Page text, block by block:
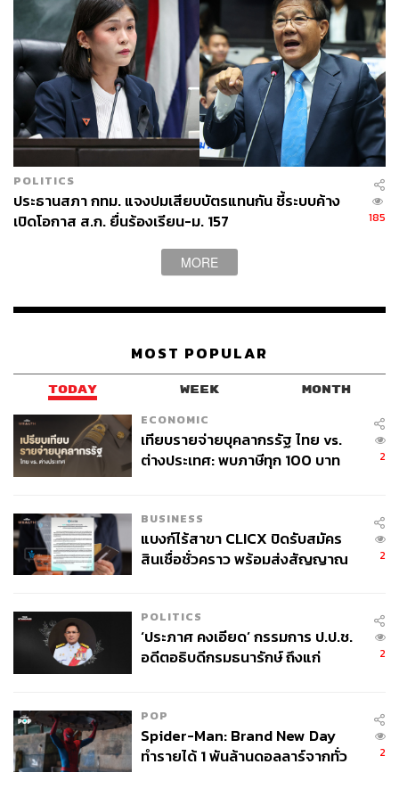
POLITICS
ประธานสภา กทม. แจงปมเสียบบัตรแทนกัน ชี้ระบบค้าง
เปิดโอกาส ส.ก. ยื่นร้องเรียน-ม. 157
185
MORE
MOST POPULAR
TODAY WEEK MONTH
ECONOMIC
เทียบรายจ่ายบุคลากรรัฐ ไทย vs.
ต่างประเทศ: พบภาษีทุก 100 บาท
2
BUSINESS
แบงก์ไร้สาขา CLICX ปิดรับสมัคร
สินเชื่อชั่วคราว พร้อมส่งสัญญาณ
2
POLITICS
‘ประภาศ คงเอียด’ กรรมการ ป.ป.ช.
อดีตอธิบดีกรมธนารักษ์ ถึงแก่
2
POP
Spider-Man: Brand New Day
ทำรายได้ 1 พันล้านดอลลาร์จากทั่ว
2